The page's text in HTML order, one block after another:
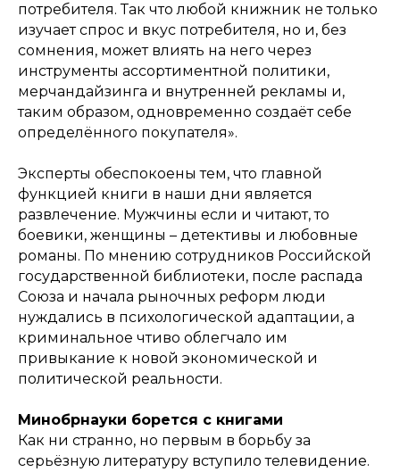
потребителя. Так что любой книжник не только
изучает спрос и вкус потребителя, но и, без
сомнения, может влиять на него через
инструменты ассортиментной политики,
мерчандайзинга и внутренней рекламы и,
таким образом, одновременно создаёт себе
определённого покупателя».
Эксперты обеспокоены тем, что главной
функцией книги в наши дни является
развлечение. Мужчины если и читают, то
боевики, женщины – детективы и любовные
романы. По мнению сотрудников Российской
государственной библиотеки, после распада
Союза и начала рыночных реформ люди
нуждались в психологической адаптации, а
криминальное чтиво облегчало им
привыкание к новой экономической и
политической реальности.
Минобрнауки борется с книгами
Как ни странно, но первым в борьбу за
серьёзную литературу вступило телевидение.